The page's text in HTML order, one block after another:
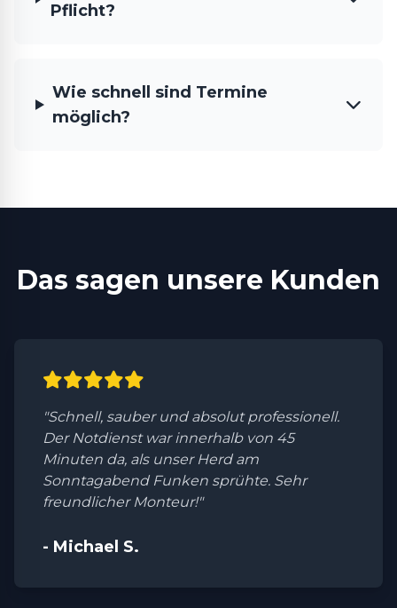
Pflicht?
Wie schnell sind Termine
möglich?
Das sagen unsere Kunden
"Schnell, sauber und absolut professionell.
Der Notdienst war innerhalb von 45
Minuten da, als unser Herd am
Sonntagabend Funken sprühte. Sehr
freundlicher Monteur!"
- Michael S.